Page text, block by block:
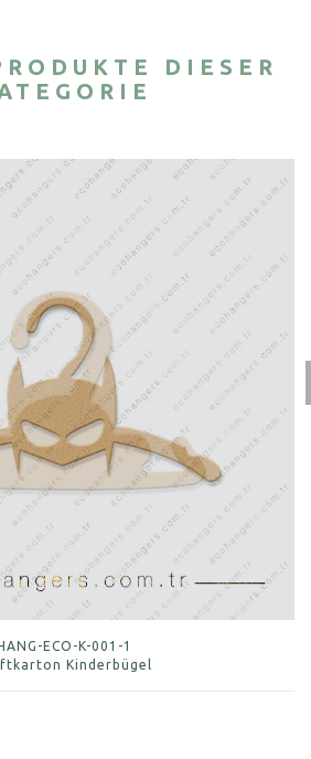
DIESER
ECO-K-001-1
Kinderbügel